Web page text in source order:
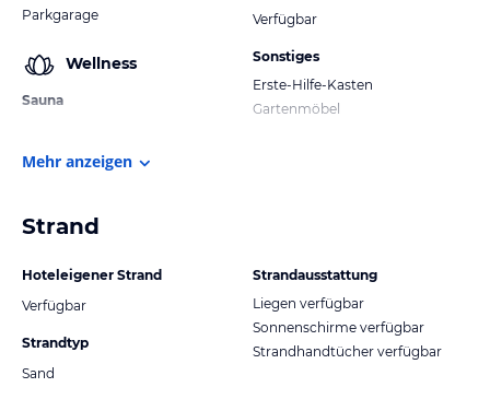
Parkgarage
Wellness
Sauna
Verfügbar
Sonstiges
Erste-Hilfe-Kasten
Gartenmöbel
Mehr anzeigen
Strand
Hoteleigener Strand
Verfügbar
Strandtyp
Sand
Strandausstattung
Liegen verfügbar
Sonnenschirme verfügbar
Strandhandtücher verfügbar